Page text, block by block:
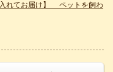
れてお届け】 ペットを飼わ